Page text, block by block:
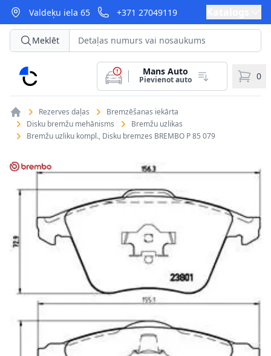
Valdeķu iela 65 +371 27049119
CarParts
Meklēt
Mans Auto
Pievienot auto 0
Rezerves daļas
Bremzēšanas iekārta
Disku bremžu mehānisms
Bremžu uzlikas
Bremžu uzliku kompl., Disku bremzes BREMBO P 85 079